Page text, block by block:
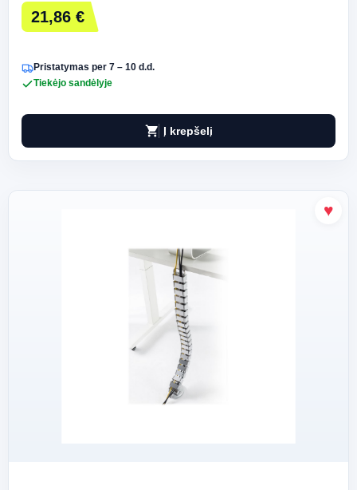
21,86 €
Pristatymas per 7 – 10 d.d.
Tiekėjo sandėlyje
shopping_cart Į krepšelį